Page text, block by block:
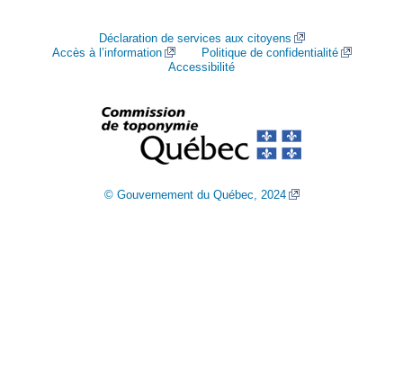
Déclaration de services aux citoyens
Accès à l’information
Politique de confidentialité
Accessibilité
© Gouvernement du Québec, 2024